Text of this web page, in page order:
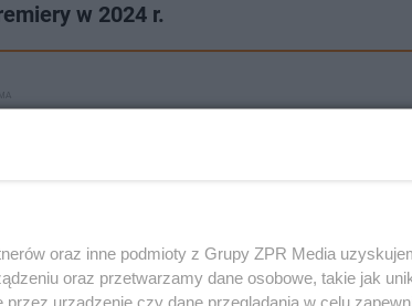
w 2024 r.
oraz inne podmioty z Grupy ZPR Media
oraz przetwarzamy dane osobowe, takie jak
przez urządzenie czy dane przeglądania w celu